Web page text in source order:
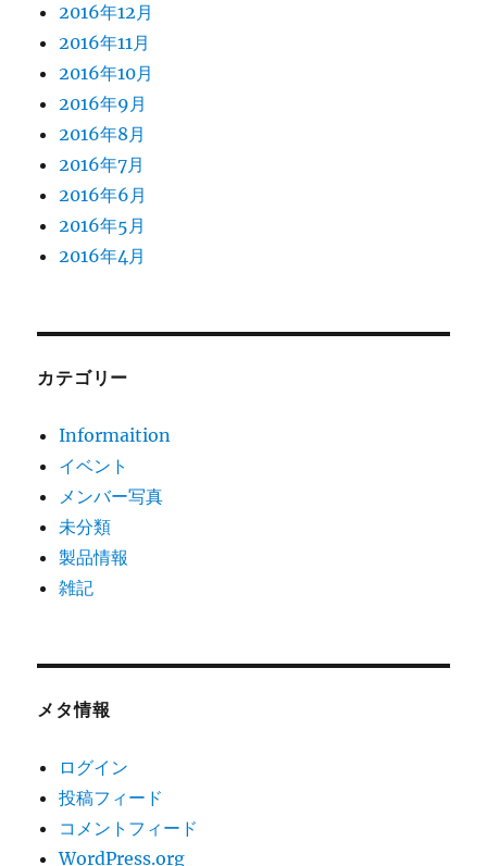
2016年12月
2016年11月
2016年10月
2016年9月
2016年8月
2016年7月
2016年6月
2016年5月
2016年4月
カテゴリー
Informaition
イベント
メンバー写真
未分類
製品情報
雑記
メタ情報
ログイン
投稿フィード
コメントフィード
WordPress.org